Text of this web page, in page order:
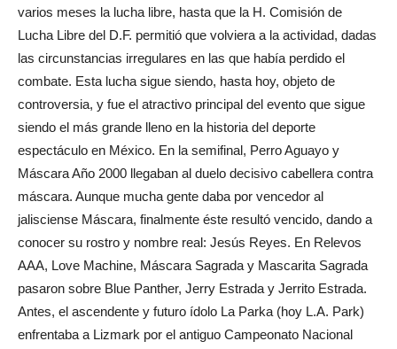
varios meses la lucha libre, hasta que la H. Comisión de
Lucha Libre del D.F. permitió que volviera a la actividad, dadas
las circunstancias irregulares en las que había perdido el
combate. Esta lucha sigue siendo, hasta hoy, objeto de
controversia, y fue el atractivo principal del evento que sigue
siendo el más grande lleno en la historia del deporte
espectáculo en México. En la semifinal, Perro Aguayo y
Máscara Año 2000 llegaban al duelo decisivo cabellera contra
máscara. Aunque mucha gente daba por vencedor al
jalisciense Máscara, finalmente éste resultó vencido, dando a
conocer su rostro y nombre real: Jesús Reyes. En Relevos
AAA, Love Machine, Máscara Sagrada y Mascarita Sagrada
pasaron sobre Blue Panther, Jerry Estrada y Jerrito Estrada.
Antes, el ascendente y futuro ídolo La Parka (hoy L.A. Park)
enfrentaba a Lizmark por el antiguo Campeonato Nacional